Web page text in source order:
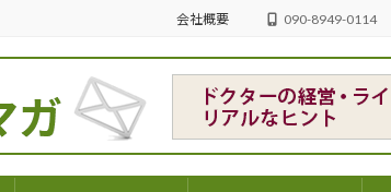
会社概要 090-8949-0114